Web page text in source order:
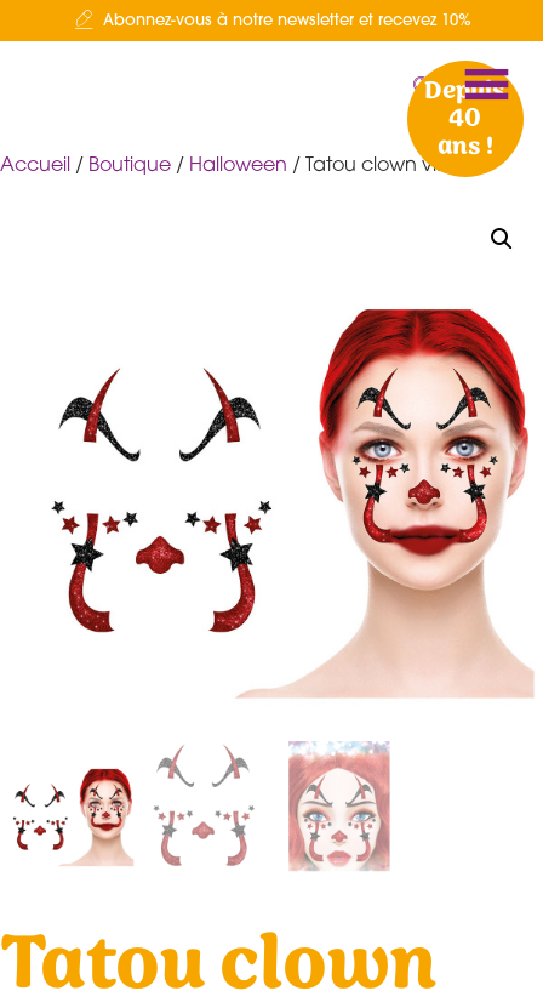
Abonnez-vous à notre newsletter et recevez 10%
Depuis
40
ans !
Accueil / Boutique / Halloween / Tatou clown visage
Tatou clown